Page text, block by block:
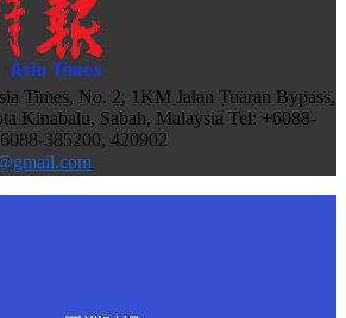
Times, No. 2, 1KM Jalan Tuaran Bypass,
Kinabalu, Sabah, Malaysia Tel: +6088-
385200, 420902